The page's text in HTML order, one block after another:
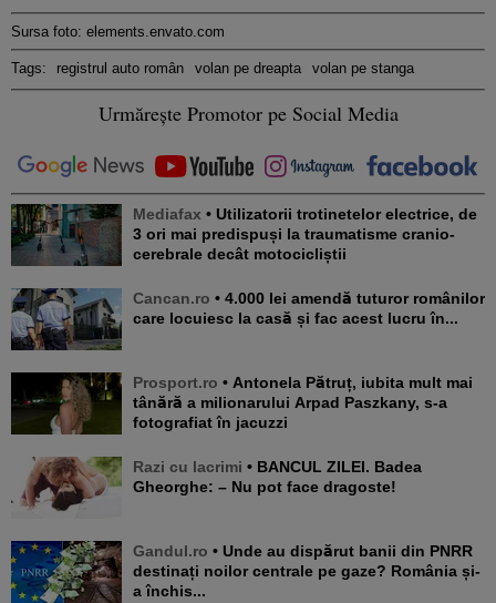
Sursa foto: elements.envato.com
Tags: registrul auto român volan pe dreapta volan pe stanga
Urmărește Promotor pe Social Media
Mediafax • Utilizatorii trotinetelor electrice, de
3 ori mai predispuși la traumatisme cranio-
cerebrale decât motocicliștii
Cancan.ro • 4.000 lei amendă tuturor românilor
care locuiesc la casă și fac acest lucru în...
Prosport.ro • Antonela Pătruț, iubita mult mai
tânără a milionarului Arpad Paszkany, s-a
fotografiat în jacuzzi
Razi cu lacrimi • BANCUL ZILEI. Badea
Gheorghe: – Nu pot face dragoste!
Gandul.ro • Unde au dispărut banii din PNRR
destinați noilor centrale pe gaze? România și-
a închis...